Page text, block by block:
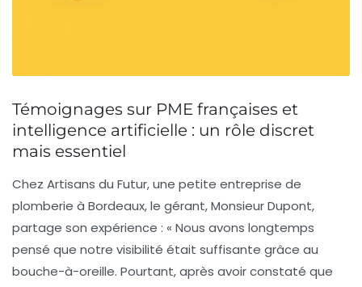
Témoignages sur PME françaises et
intelligence artificielle : un rôle discret
mais essentiel
Chez Artisans du Futur, une petite entreprise de
plomberie à Bordeaux, le gérant, Monsieur Dupont,
partage son expérience : « Nous avons longtemps
pensé que notre visibilité était suffisante grâce au
bouche-à-oreille. Pourtant, après avoir constaté que